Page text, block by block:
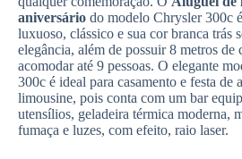
aniversário do modelo Chrysler 300c
luxuoso, clássico e sua cor branca trás
elegância, além de possuir 8 metros de
acomodar até 9 pessoas. O elegante
300c é ideal para casamento e festa de
limousine, pois conta com um bar
utensílios, geladeira térmica moderna,
fumaça e luzes, com efeito, raio laser.